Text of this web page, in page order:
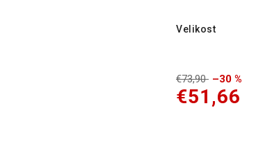
Velikost
€73,90 –30 %
€51,66